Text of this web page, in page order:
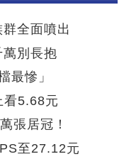
全面噴出
別長抱
最慘」
5.68元
張居冠！
至27.12元